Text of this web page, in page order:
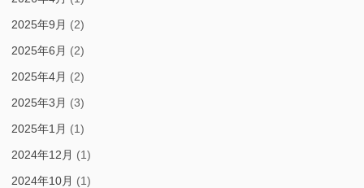
2025年9月 (2)
2025年6月 (2)
2025年4月 (2)
2025年3月 (3)
2025年1月 (1)
2024年12月 (1)
2024年10月 (1)